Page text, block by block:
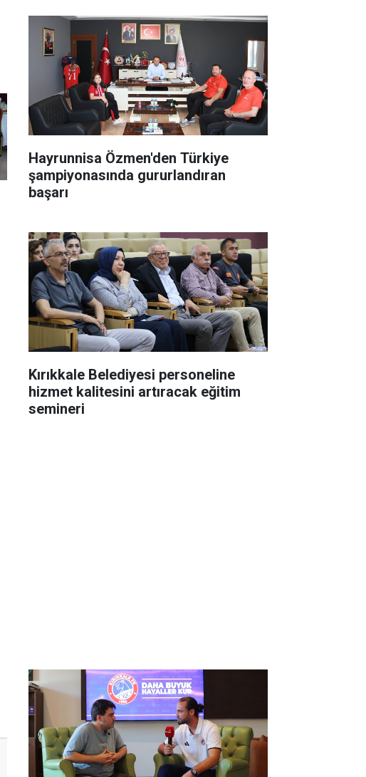
Hayrunnisa Özmen'den Türkiye
şampiyonasında gururlandıran
başarı
Kırıkkale Belediyesi personeline
hizmet kalitesini artıracak eğitim
semineri